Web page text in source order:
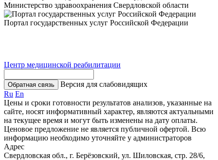
Министерство здравоохранения Свердловской области
Портал государственных услуг Российской Федерации
Центр медицинской реабилитации
Обратная связь
Версия для слабовидящих
Ru En
Цены и сроки готовности результатов анализов, указанные на
сайте, носят информативный характер, являются актуальными
на текущее время и могут быть изменены на дату оплаты.
Ценовое предложение не является публичной офертой. Всю
информацию необходимо уточняйте у администраторов
Адрес
Свердловская обл., г. Берёзовский, ул. Шиловская, стр. 28/6,